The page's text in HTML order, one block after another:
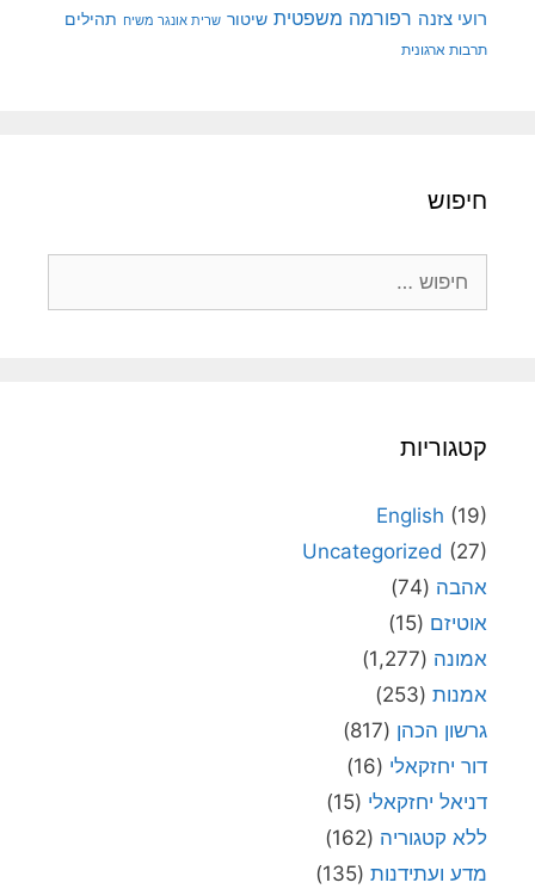
רועי צזנה רפורמה משפטית שיטור שרית אונגר משיח תהילים
תרבות ארגונית
חיפוש
קטגוריות
English (19)
Uncategorized (27)
אהבה (74)
אוטיזם (15)
אמונה (1,277)
אמנות (253)
גרשון הכהן (817)
דור יחזקאלי (16)
דניאל יחזקאלי (15)
ללא קטגוריה (162)
מדע ועתידנות (135)